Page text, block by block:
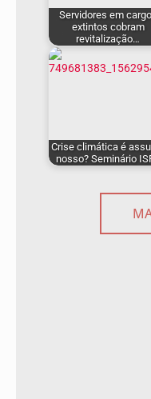
Servidores em
extintos cobram
revitalização…
Crise climática é
nosso? Seminário